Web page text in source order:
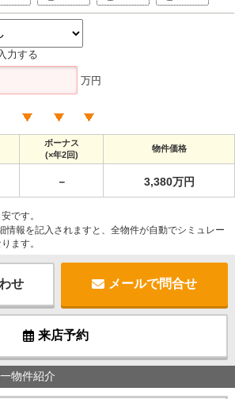
力する
万円
ボーナス
(×年2回)
物件価格
－ 3,380万円
です。
情報を記入されますと、全物件が自動でシミュレー
ます。
せ メールで問合せ
来店予約
物件紹介